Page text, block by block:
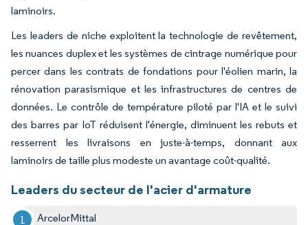
laminoirs.
Les leaders de niche exploitent la technologie de revêtement,
les nuances duplex et les systèmes de cintrage numérique pour
percer dans les contrats de fondations pour l'éolien marin, la
rénovation parasismique et les infrastructures de centres de
données. Le contrôle de température piloté par l'IA et le suivi
des barres par IoT réduisent l'énergie, diminuent les rebuts et
resserrent les livraisons en juste-à-temps, donnant aux
laminoirs de taille plus modeste un avantage coût-qualité.
Leaders du secteur de l'acier d'armature
ArcelorMittal